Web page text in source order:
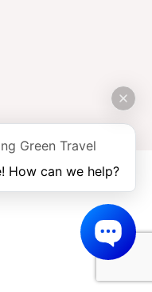
Green Travel
How can we help?